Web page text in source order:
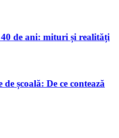
de ani: mituri și realități
școală: De ce contează